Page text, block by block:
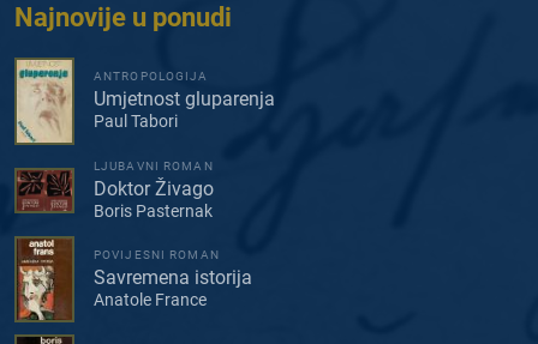
Najnovije u ponudi
ANTROPOLOGIJA
Umjetnost gluparenja
Paul Tabori
LJUBAVNI ROMAN
Doktor Živago
Boris Pasternak
POVIJESNI ROMAN
Savremena istorija
Anatole France